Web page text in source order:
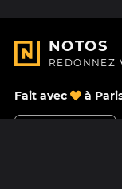
NOTOS
REDONNEZ
Fait avec à